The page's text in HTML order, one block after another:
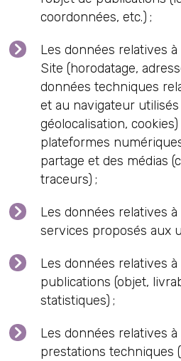
coordonnées, etc.) ;
Les données relatives
Site (horodatage,
données techniques
et au navigateur
géolocalisation,
plateformes
partage et des médias
traceurs) ;
Les données relatives
services proposés aux
Les données relatives
publications (objet,
statistiques) ;
Les données relatives
prestations techniques